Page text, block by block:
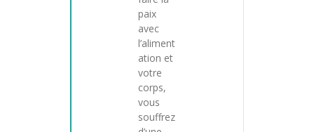
paix
avec
l’aliment
ation et
votre
corps,
vous
souffrez